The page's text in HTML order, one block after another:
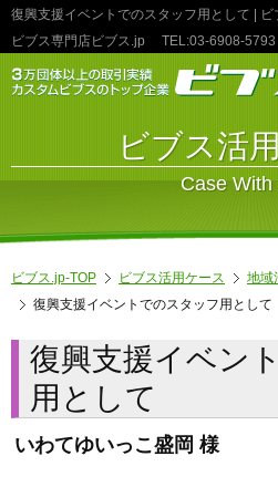
復興支援イベントでのスタッフ用として | ビ
ビブス専門店ビブス.jp
TEL:03‐6908‐5793
ビブス活
Case With
ビブス.jp-TOP ビブス活用ケース
地域
復興支援イベントでのスタッフ用として
復興支援イベン
用として
いわてゆいっこ盛岡 様